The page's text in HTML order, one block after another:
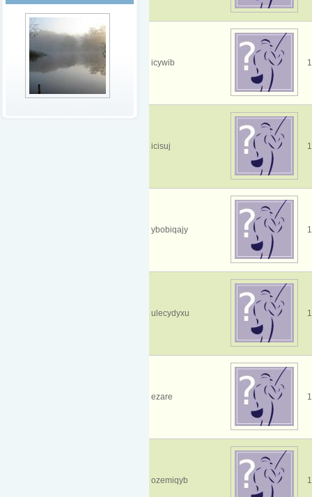
icywib
icisuj
ybobiqajy
ulecydyxu
ezare
ozemiqyb